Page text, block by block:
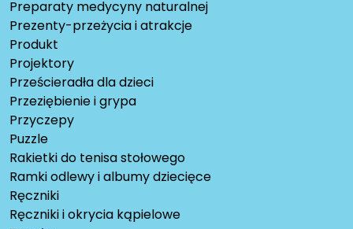
Preparaty medycyny naturalnej
Prezenty-przeżycia i atrakcje
Produkt
Projektory
Prześcieradła dla dzieci
Przeziębienie i grypa
Przyczepy
Puzzle
Rakietki do tenisa stołowego
Ramki odlewy i albumy dziecięce
Ręczniki
Ręczniki i okrycia kąpielowe